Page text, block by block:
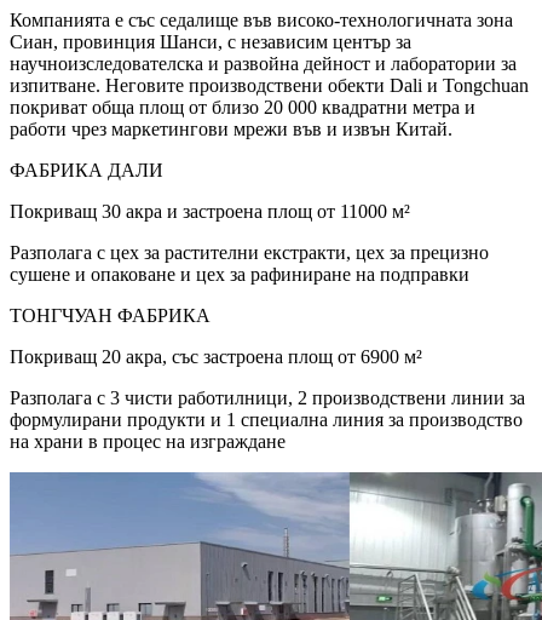
Компанията е със седалище във високо-технологичната зона
Сиан, провинция Шанси, с независим център за
научноизследователска и развойна дейност и лаборатории за
изпитване. Неговите производствени обекти Dali и Tongchuan
покриват обща площ от близо 20 000 квадратни метра и
работи чрез маркетингови мрежи във и извън Китай.
ФАБРИКА ДАЛИ
Покриващ 30 акра и застроена площ от 11000 м²
Разполага с цех за растителни екстракти, цех за прецизно
сушене и опаковане и цех за рафиниране на подправки
ТОНГЧУАН ФАБРИКА
Покриващ 20 акра, със застроена площ от 6900 м²
Разполага с 3 чисти работилници, 2 производствени линии за
формулирани продукти и 1 специална линия за производство
на храни в процес на изграждане